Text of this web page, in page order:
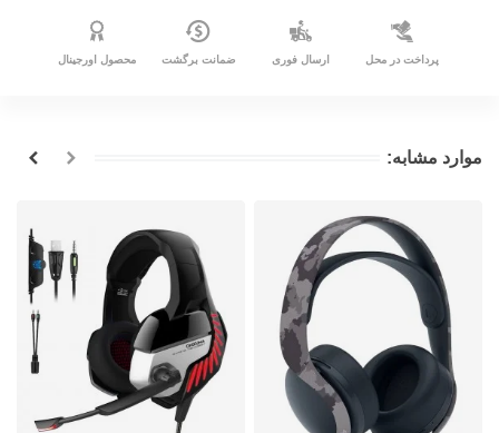
پرداخت در محل ارسال فوری ضمانت برگشت محصول اورجینال
موارد مشابه: